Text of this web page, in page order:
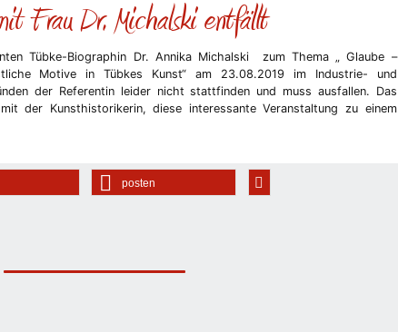
Frau Dr. Michalski entfällt
Tübke-Biographin Dr. Annika Michalski zum Thema „ Glaube –
Motive in Tübkes Kunst“ am 23.08.2019 im Industrie- und
der Referentin leider nicht stattfinden und muss ausfallen. Das
der Kunsthistorikerin, diese interessante Veranstaltung zu einem
posten